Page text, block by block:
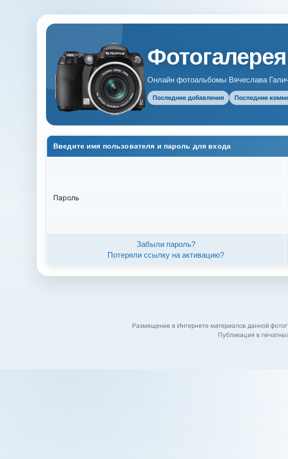
Онлайн фотоальбомы Вячеслава
Последние добавления Последние
Введите имя пользователя и пароль для входа
Пароль
Забыли пароль?
Потеряли ссылку на активацию?
Размещение в Интернете материалов данной
Публикация в